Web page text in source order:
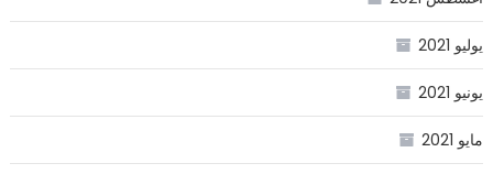
يوليو 2021
يونيو 2021
مايو 2021